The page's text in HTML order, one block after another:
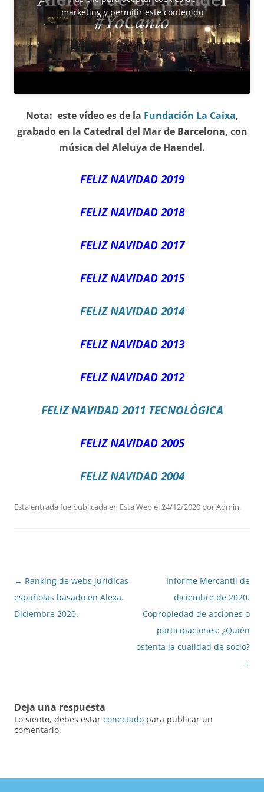
marketing y permitir este contenido
Nota: este vídeo es de la Fundación La Caixa,
grabado en la Catedral del Mar de Barcelona, con
música del Aleluya de Haendel.
FELIZ NAVIDAD 2019
FELIZ NAVIDAD 2018
FELIZ NAVIDAD 2017
FELIZ NAVIDAD 2015
FELIZ NAVIDAD 2014
FELIZ NAVIDAD 2013
FELIZ NAVIDAD 2012
FELIZ NAVIDAD 2011 TECNOLÓGICA
FELIZ NAVIDAD 2005
FELIZ NAVIDAD 2004
Esta entrada fue publicada en Esta Webel24/12/2020 porAdmin.
Navegación
de
entradas
← Ranking de webs jurídicas
españolas basado en Alexa.
Diciembre 2020.
Informe Mercantil de
diciembre de 2020.
Copropiedad de acciones o
participaciones: ¿Quién
ostenta la cualidad de socio?
→
Deja una respuesta
Lo siento, debes estar conectado para publicar un
comentario.